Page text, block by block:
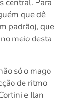
central. Para
que dê
padrão), que
meio desta
só o mago
de ritmo
e Ilan